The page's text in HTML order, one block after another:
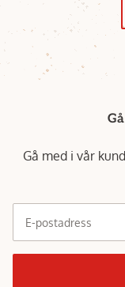
Gå med i vår
E-postadress